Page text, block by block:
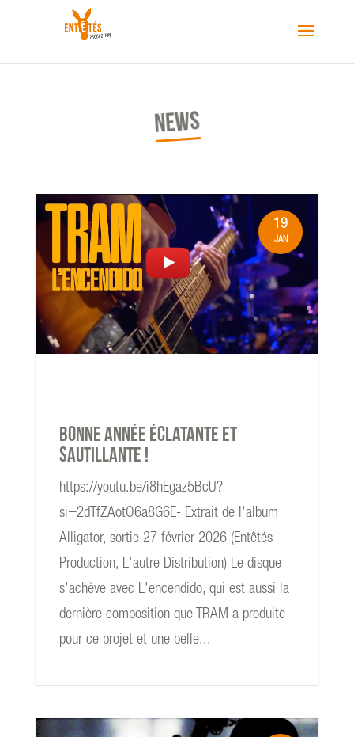
NEWS
Bonne année éclatante et
sautillante !
https://youtu.be/i8hEgaz5BcU?
si=2dTfZAotO6a8G6E- Extrait de l'album
Alligator, sortie 27 février 2026 (Entêtés
Production, L'autre Distribution) Le disque
s'achève avec L'encendido, qui est aussi la
dernière composition que TRAM a produite
pour ce projet et une belle...
19
JAN